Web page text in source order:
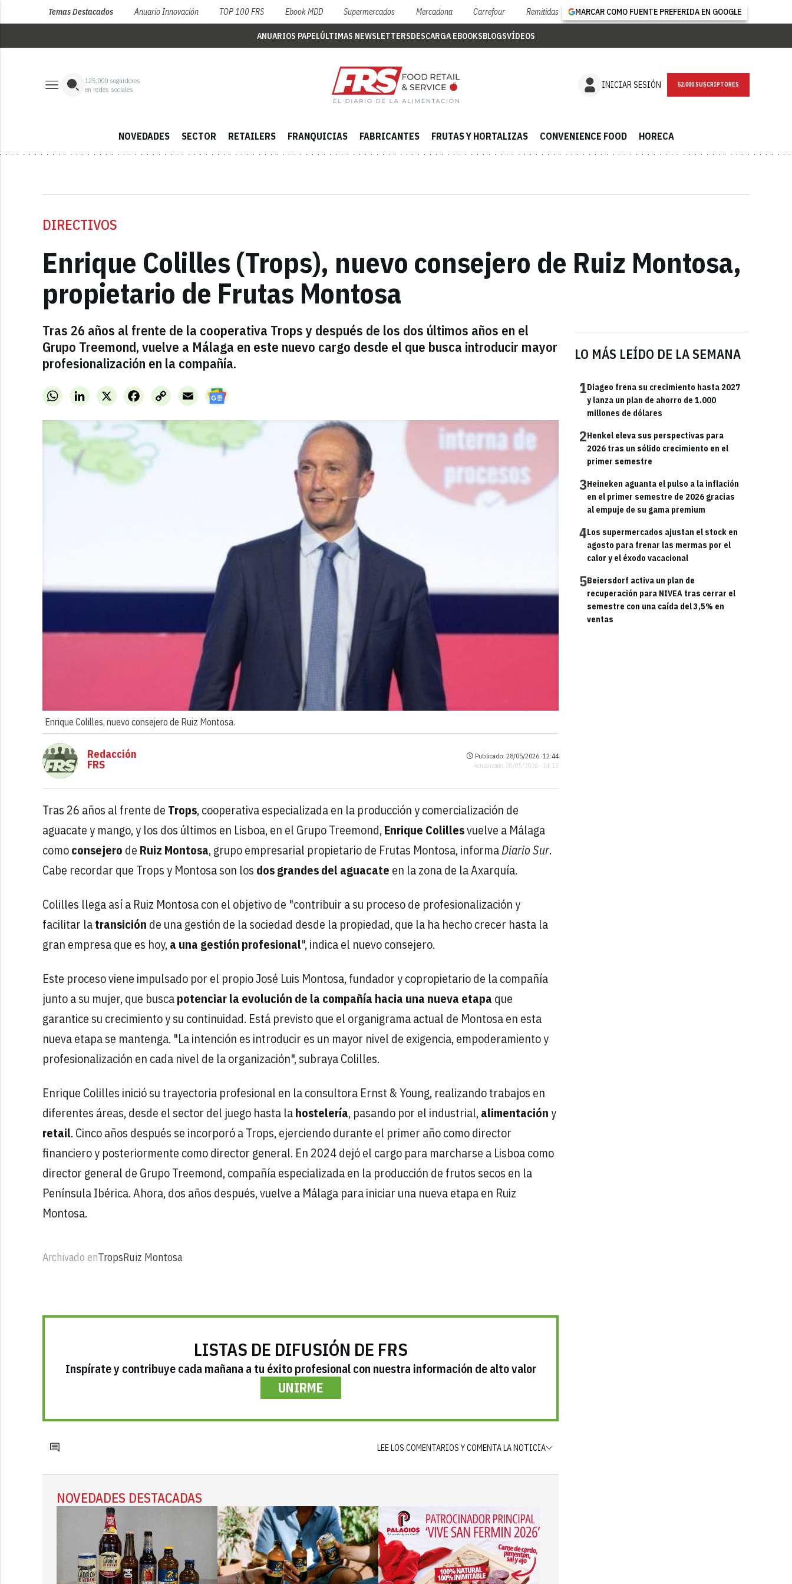
Temas Destacados Anuario Innovación TOP 100 FRS Ebook MDD Supermercados Mercadona Carrefour Remitidas MARCAR COMO FUENTE PREFERIDA EN GOOGLE
ANUARIOS PAPELÚLTIMAS NEWSLETTERSDESCARGA EBOOKSBLOGSVÍDEOS
125,000 seguidores
en redes sociales
INICIAR SESIÓN 52.000 SUSCRIPTORES
NOVEDADES SECTOR RETAILERS FRANQUICIAS FABRICANTES FRUTAS Y HORTALIZAS CONVENIENCE FOOD HORECA
DIRECTIVOS
Enrique Colilles (Trops), nuevo consejero de Ruiz Montosa,
propietario de Frutas Montosa
Tras 26 años al frente de la cooperativa Trops y después de los dos últimos años en el
Grupo Treemond, vuelve a Málaga en este nuevo cargo desde el que busca introducir mayor
profesionalización en la compañía.
WhatsAppLinkedInX FacebookCopy
Link
Email
Enrique Colilles, nuevo consejero de Ruiz Montosa.
LO MÁS LEÍDO DE LA SEMANA
1Diageo frena su crecimiento hasta 2027
y lanza un plan de ahorro de 1.000
millones de dólares
2Henkel eleva sus perspectivas para
2026 tras un sólido crecimiento en el
primer semestre
3Heineken aguanta el pulso a la inflación
en el primer semestre de 2026 gracias
al empuje de su gama premium
4Los supermercados ajustan el stock en
agosto para frenar las mermas por el
calor y el éxodo vacacional
5Beiersdorf activa un plan de
recuperación para NIVEA tras cerrar el
semestre con una caída del 3,5% en
ventas
Redacción
FRS
Publicado: 28/05/2026 ·12:44
Actualizado: 28/05/2026 · 14:13
Tras 26 años al frente de Trops, cooperativa especializada en la producción y comercialización de
aguacate y mango, y los dos últimos en Lisboa, en el Grupo Treemond,Enrique Colillesvuelve a Málaga
comoconsejero de Ruiz Montosa, grupo empresarial propietario de Frutas Montosa, informaDiario Sur.
Cabe recordar que Trops y Montosa son los dos grandes del aguacate en la zona de la Axarquía.
Colilles llega así a Ruiz Montosa con el objetivo de "contribuir a su proceso de profesionalización y
facilitar latransición de una gestión de la sociedad desde la propiedad, que la ha hecho crecer hasta la
gran empresa que es hoy,a una gestión profesional", indica el nuevo consejero.
Este proceso viene impulsado por el propio José Luis Montosa, fundador y copropietario de la compañía
junto a su mujer, que buscapotenciar la evolución de la compañía hacia una nueva etapa que
garantice su crecimiento y su continuidad. Está previsto que el organigrama actual de Montosa en esta
nueva etapa se mantenga. "La intención es introducir es un mayor nivel de exigencia, empoderamiento y
profesionalización en cada nivel de la organización", subraya Colilles.
Enrique Colilles inició su trayectoria profesional en la consultora Ernst & Young, realizando trabajos en
diferentes áreas, desde el sector del juego hasta lahostelería, pasando por el industrial,alimentacióny
retail. Cinco años después se incorporó a Trops, ejerciendo durante el primer año como director
financiero y posteriormente como director general. En 2024 dejó el cargo para marcharse a Lisboa como
director general de Grupo Treemond, compañía especializada en la producción de frutos secos en la
Península Ibérica. Ahora, dos años después, vuelve a Málaga para iniciar una nueva etapa en Ruiz
Montosa.
Archivado enTropsRuiz Montosa
LISTAS DE DIFUSIÓN DE FRS
Inspírate y contribuye cada mañana a tu éxito profesional con nuestra información de alto valor
UNIRME
LEE LOS COMENTARIOS Y COMENTA LA NOTICIA
NOVEDADES DESTACADAS